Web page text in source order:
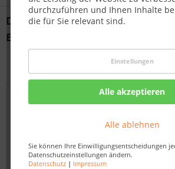
durchzuführen und Ihnen Inhalte
die für Sie relevant sind.
Einstellungen
Alle akzeptieren
Alle ablehnen
Sie können Ihre Einwilligungsentscheidungen
Datenschutzeinstellungen ändern.
Datenschutz| Impressum
Die Demmelhuber Saunen: Ihr
Entspannung